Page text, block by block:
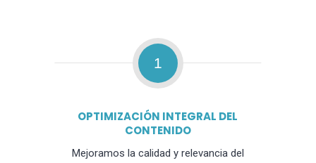
1
OPTIMIZACIÓN INTEGRAL DEL
CONTENIDO
Mejoramos la calidad y relevancia del